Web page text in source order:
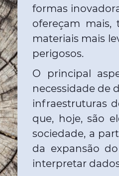
formas
ofereçam
materiais mais
perigosos.
O principal
necessidade de
infraestruturas
que, hoje, são
sociedade, a
da expansão
interpretar